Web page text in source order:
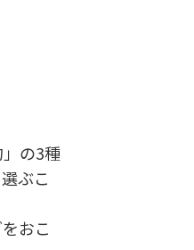
の3種
ぶこ
おこ